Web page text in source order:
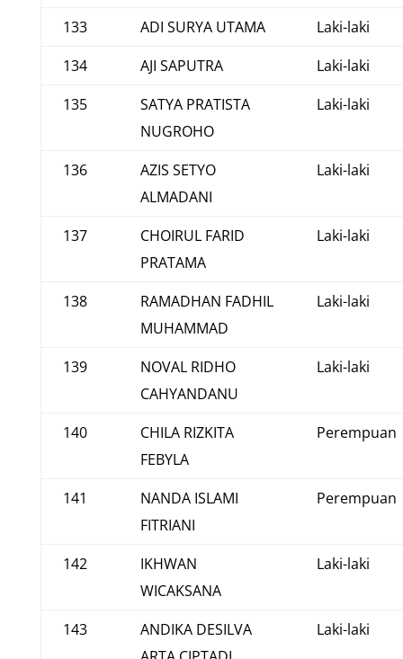
133 ADI SURYA UTAMA
Laki-laki
134
AJI SAPUTRA
Laki-laki
135
SATYA PRATISTA
NUGROHO
Laki-laki
136
AZIS SETYO
ALMADANI
Laki-laki
137
CHOIRUL FARID
PRATAMA
Laki-laki
138
RAMADHAN FADHIL
MUHAMMAD
Laki-laki
139
NOVAL RIDHO
CAHYANDANU
Laki-laki
140
CHILA RIZKITA
FEBYLA
Perempuan
141
NANDA ISLAMI
FITRIANI
Perempuan
142
IKHWAN
WICAKSANA
Laki-laki
143
ANDIKA DESILVA
Laki-laki